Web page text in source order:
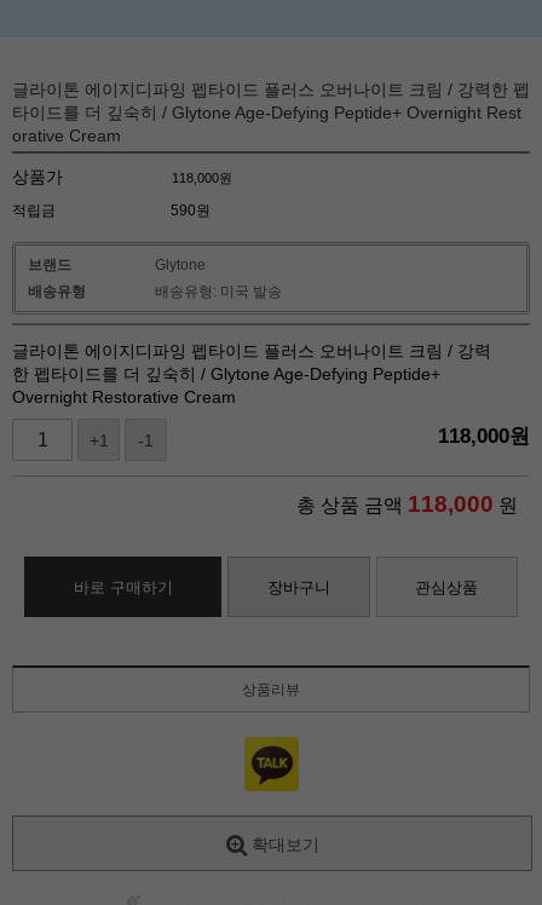
글라이톤 에이지디파잉 펩타이드 플러스 오버나이트 크림 / 강력한 펩
타이드를 더 깊숙히 / Glytone Age-Defying Peptide+ Overnight Rest
orative Cream
상품가 118,000원
적립금 590원
브랜드
Glytone
배송유형
배송유형: 미국 발송
글라이톤 에이지디파잉 펩타이드 플러스 오버나이트 크림 / 강력
한 펩타이드를 더 깊숙히 / Glytone Age-Defying Peptide+
Overnight Restorative Cream
+1 -1 118,000원
총 상품 금액 118,000 원
바로 구매하기 장바구니 관심상품
상품리뷰
확대보기